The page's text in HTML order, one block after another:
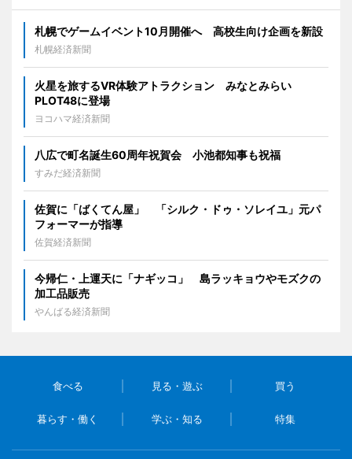
札幌でゲームイベント10月開催へ 高校生向け企画を新設
札幌経済新聞
火星を旅するVR体験アトラクション みなとみらい
PLOT48に登場
ヨコハマ経済新聞
八広で町名誕生60周年祝賀会 小池都知事も祝福
すみだ経済新聞
佐賀に「ばくてん屋」 「シルク・ドゥ・ソレイユ」元パ
フォーマーが指導
佐賀経済新聞
今帰仁・上運天に「ナギッコ」 島ラッキョウやモズクの
加工品販売
やんばる経済新聞
食べる 見る・遊ぶ 買う
暮らす・働く 学ぶ・知る 特集